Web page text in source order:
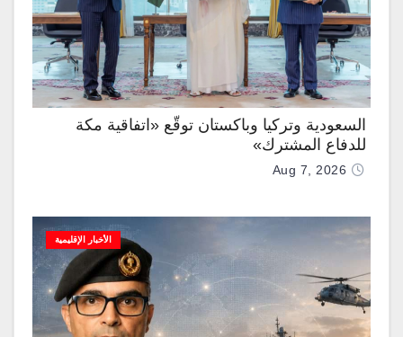
السعودية وتركيا وباكستان توقّع «اتفاقية مكة
للدفاع المشترك»
Aug 7, 2026
الأخبار الإقليمية